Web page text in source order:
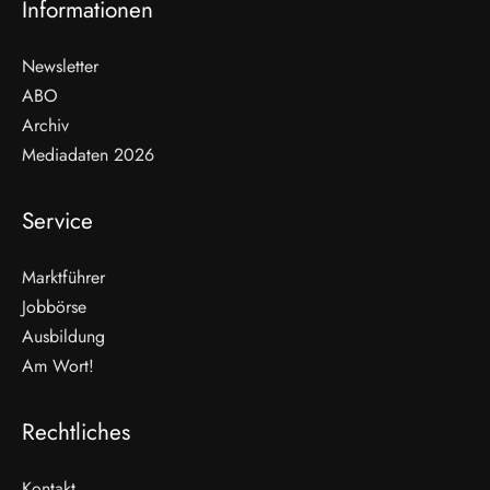
Informationen
Newsletter
ABO
Archiv
Mediadaten 2026
Service
Marktführer
Jobbörse
Ausbildung
Am Wort!
Rechtliches